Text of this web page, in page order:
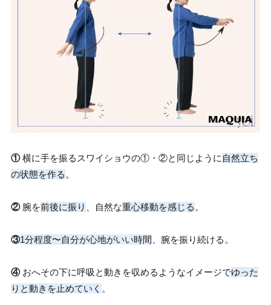
①横に手を振るスワイショウの①・②と同じように 自然立ち
の状態を作る 。
② 腕を前後に振り 、自然な重心移動を感じる 。
③1分程度〜自分が心地がいい時間 、腕を振り続ける。
④おへその下に呼吸と動きを収めるようなイメージでゆった
りと動きを止めていく 。